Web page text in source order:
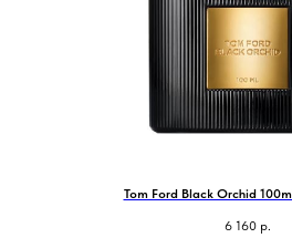
Tom Ford Black Orchid
6 160 р.